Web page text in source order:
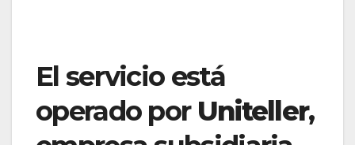
El servicio está
operado por Uniteller,